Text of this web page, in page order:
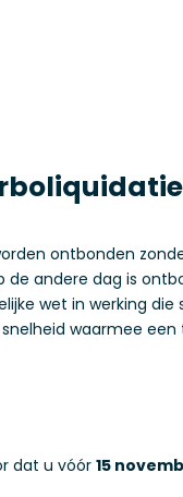
ontbonden
andere dag is
wet in werking
waarmee
dat u vóór15